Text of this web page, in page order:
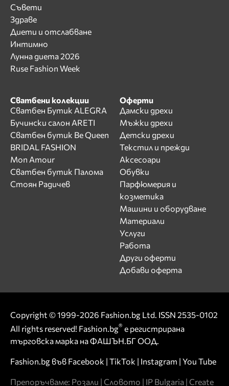
Съвети
Здраве
Диети и отслабване
Интимно
Лунна диета 2026
Ruse Fashion Week
Сватбени колекции
Сватбен Бутик ALEGRA
Бучински салон ARETI
Сватбен бутик Be Queen
BRIDAL FASHION
Mon Amour
Сватбен бутик Палома
Стоян Радичев
Оферти
Дамски дрехи
Мъжки дрехи
Детски дрехи
Текстил и прежди
Аксесоари
Обувки
Парфюмерия и
козметика
Машини и оборудване
Материали
Услуги
Работа
Други оферти
Добави оферта
Copyright © 1999-2026 Fashion.bg Ltd. ISSN 2535-0102
All rights reserved! Fashion.bg® е регистрирана
търговска марка на ФАШЪН.БГ ООД.
Fashion.bg във Facebook | TikTok | Instagram | You Tube
Препоръчваме: Розали | Словото | IP Bulgaria | Create